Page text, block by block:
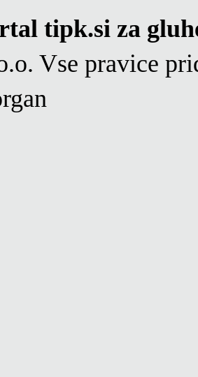
tipk.si za
Vse pravice